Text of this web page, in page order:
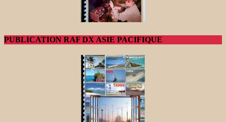
PUBLICATION RAF DX ASIE PACIFIQUE